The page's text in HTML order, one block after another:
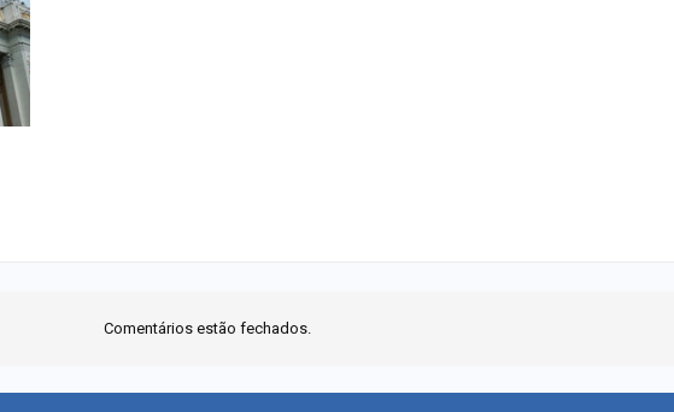
Comentários estão fechados.